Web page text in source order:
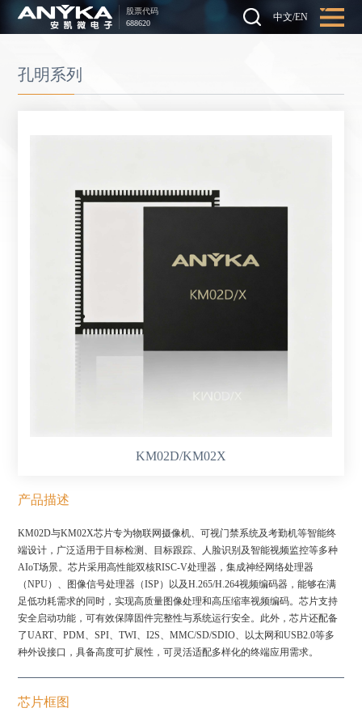
中文/EN
股票代码
688620
孔明系列
KM02D/KM02X
产品描述
KM02D与KM02X芯片专为物联网摄像机、可视门禁系统及考勤机等智能终
端设计，广泛适用于目标检测、目标跟踪、人脸识别及智能视频监控等多种
AIoT场景。芯片采用高性能双核RISC-V处理器，集成神经网络处理器
（NPU）、图像信号处理器（ISP）以及H.265/H.264视频编码器，能够在满
足低功耗需求的同时，实现高质量图像处理和高压缩率视频编码。芯片支持
安全启动功能，可有效保障固件完整性与系统运行安全。此外，芯片还配备
了UART、PDM、SPI、TWI、I2S、MMC/SD/SDIO、以太网和USB2.0等多
种外设接口，具备高度可扩展性，可灵活适配多样化的终端应用需求。
芯片框图